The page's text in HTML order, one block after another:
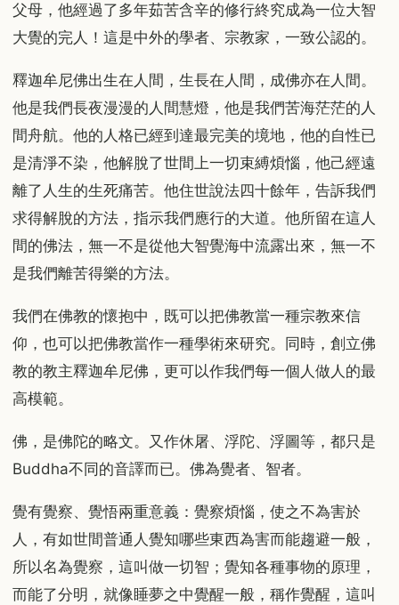
父母，他經過了多年茹苦含辛的修行終究成為一位大智
大覺的完人！這是中外的學者、宗教家，一致公認的。
釋迦牟尼佛出生在人間，生長在人間，成佛亦在人間。
他是我們長夜漫漫的人間慧燈，他是我們苦海茫茫的人
間舟航。他的人格已經到達最完美的境地，他的自性已
是清淨不染，他解脫了世間上一切束縛煩惱，他己經遠
離了人生的生死痛苦。他住世說法四十餘年，告訴我們
求得解脫的方法，指示我們應行的大道。他所留在這人
間的佛法，無一不是從他大智覺海中流露出來，無一不
是我們離苦得樂的方法。
我們在佛教的懷抱中，既可以把佛教當一種宗教來信
仰，也可以把佛教當作一種學術來研究。同時，創立佛
教的教主釋迦牟尼佛，更可以作我們每一個人做人的最
高模範。
佛，是佛陀的略文。又作休屠、浮陀、浮圖等，都只是
Buddha不同的音譯而已。佛為覺者、智者。
覺有覺察、覺悟兩重意義：覺察煩惱，使之不為害於
人，有如世間普通人覺知哪些東西為害而能趨避一般，
所以名為覺察，這叫做一切智；覺知各種事物的原理，
而能了分明，就像睡夢之中覺醒一般，稱作覺醒，這叫